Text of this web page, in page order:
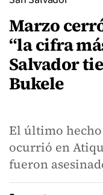
Marzo
“la cifra
Salvador
Bukele
El último
ocurrió en
fueron